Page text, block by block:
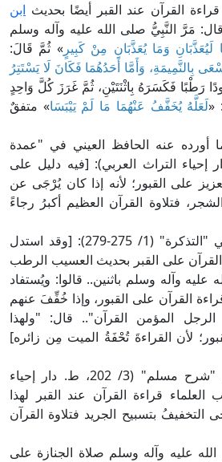
ابن
مَرَّ النَّبِيُّ صلى الله عليه وآله وسلم
لَيُعَذَّبَانِ وَمَا يُعَذَّبَانِ مِنْ كَبِيرٍ» ثُمَّ قَالَ:
بِالنَّمِيمَةِ، وَأَمَّا أَحَدُهُمَا فَكَانَ لَا يَسْتَتِرُ
فَكَسَرَهُ بِاثْنَتَيْنِ، ثُمَّ غَرَزَ كُلَّ وَاحِدٍ
لَعَلَّهُ يُخَفَّفُ عَنْهُمَا مَا لَمْ يَيْبَسَا» متفقٌ
أورده عنه الحافظ العيني في "عمدة
ط. دار إحياء التراث العربي): [فيه دليل على
على القبور؛ لأنه إذا كان يُرْجَى عن
فتلاوة القرآن العظيم أكبرُ رجاءً
وقال الإمام القرطبي في "التذكرة" (1/ 275-279): [وقد استدل
على القبر بحديث العسيب الرطب
وآله وسلم باثنين.. قالوا: ويُستفاد
القرآن على القبور، وإذا خُفِّفَ عنهم
المؤمن القرآن".. قال: "ولهذا
لأن القراءةَ تُحْفَةُ الميت مِن زائره]
وقال الإمام النووي في "شرح مسلم" (3/ 202، ط. دار إحياء
قراءة القرآن عند القبر لهذا
بتسبيح الجريد فتلاوة القرآن
عليه وآله وسلم صلاة الجنازة على